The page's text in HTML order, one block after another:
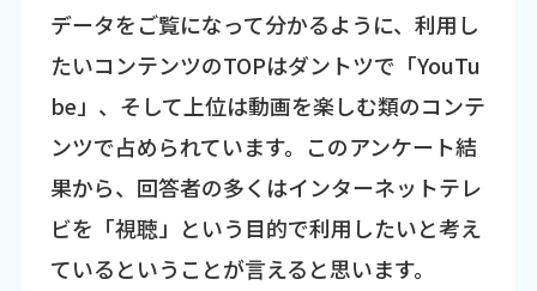
データをご覧になって分かるように、利用し
たいコンテンツのTOPはダントツで「YouTu
be」、そして上位は動画を楽しむ類のコンテ
ンツで占められています。このアンケート結
果から、回答者の多くはインターネットテレ
ビを「視聴」という目的で利用したいと考え
ているということが言えると思います。